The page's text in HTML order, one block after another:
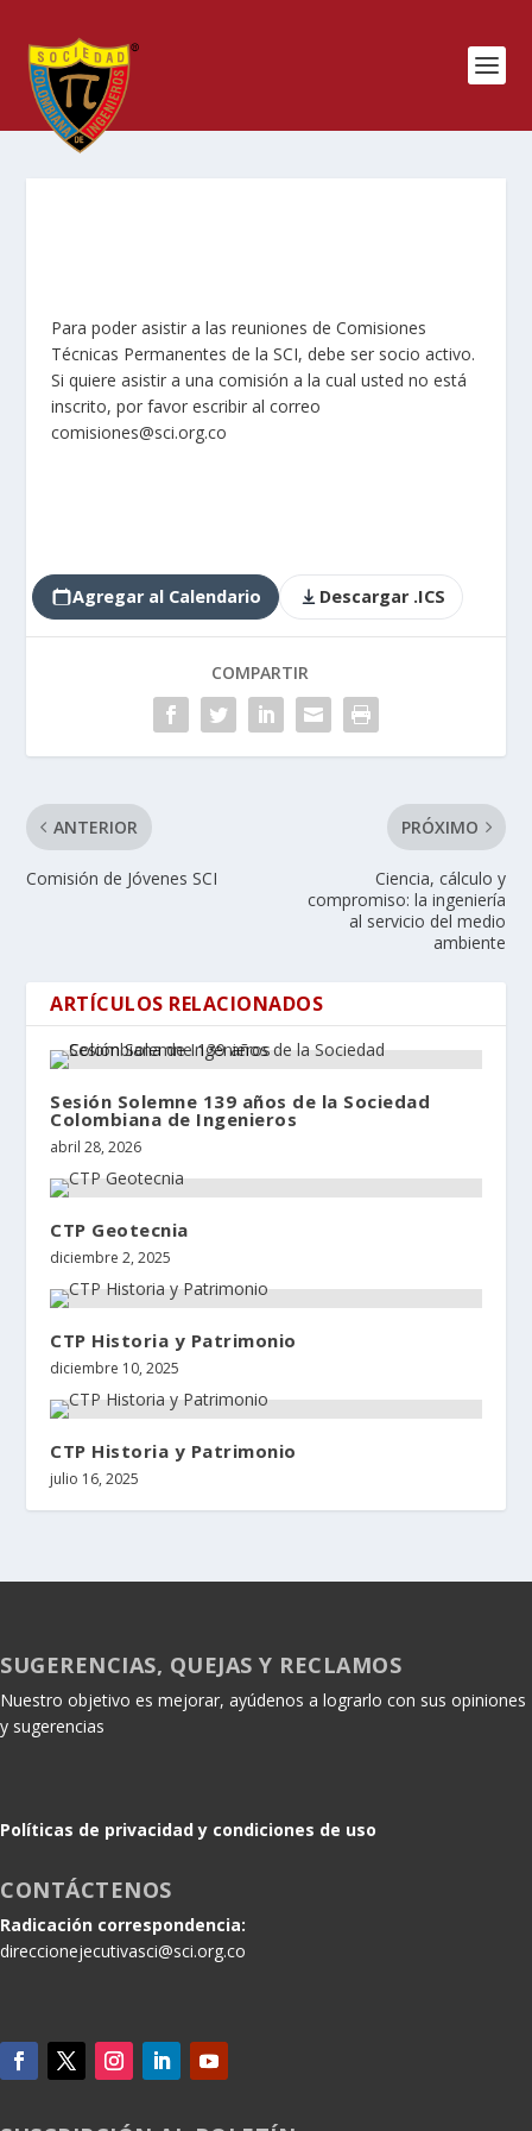
Para poder asistir a las reuniones de Comisiones
Técnicas Permanentes de la SCI, debe ser socio activo.
Si quiere asistir a una comisión a la cual usted no está
inscrito, por favor escribir al correo
comisiones@sci.org.co
Agregar al Calendario Descargar .ICS
COMPARTIR
ANTERIOR
Comisión de Jóvenes SCI
PRÓXIMO
Ciencia, cálculo y
compromiso: la ingeniería
al servicio del medio
ambiente
ARTÍCULOS RELACIONADOS
Sesión Solemne 139 años de la Sociedad
Colombiana de Ingenieros
abril 28, 2026
CTP Geotecnia
diciembre 2, 2025
CTP Historia y Patrimonio
diciembre 10, 2025
CTP Historia y Patrimonio
julio 16, 2025
SUGERENCIAS, QUEJAS Y RECLAMOS
Nuestro objetivo es mejorar, ayúdenos a lograrlo con sus opiniones
y sugerencias
Políticas de privacidad y condiciones de uso
CONTÁCTENOS
Radicación correspondencia:
direccionejecutivasci@sci.org.co